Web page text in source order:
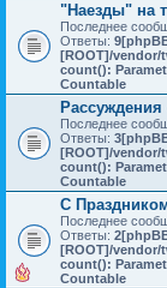
"Наезды" на
Последнее
Ответы: 9
[ROOT]/
count():
Countable
Последнее
Ответы: 3
[ROOT]/
count():
Countable
С
Последнее
Ответы: 2
[ROOT]/
count():
Countable